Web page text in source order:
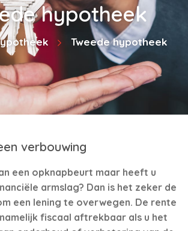
hypotheek
Tweede hypotheek
verbouwing
een opknapbeurt maar heeft u
armslag? Dan is het zeker de
een lening te overwegen. De rente
fiscaal aftrekbaar als u het